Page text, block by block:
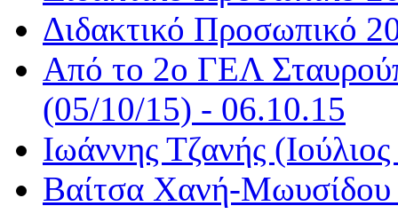
Διδακτικό Προσωπικό
Από το 2ο ΓΕΛ
(05/10/15) - 06.10.15
Ιωάννης Τζανής
Βαίτσα Χανή-Μωυσίδου